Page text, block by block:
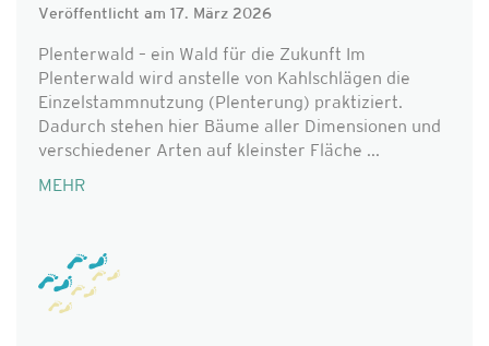
Veröffentlicht am 17. März 2026
Plenterwald – ein Wald für die Zukunft Im
Plenterwald wird anstelle von Kahlschlägen die
Einzelstammnutzung (Plenterung) praktiziert.
Dadurch stehen hier Bäume aller Dimensionen und
verschiedener Arten auf kleinster Fläche ...
MEHR